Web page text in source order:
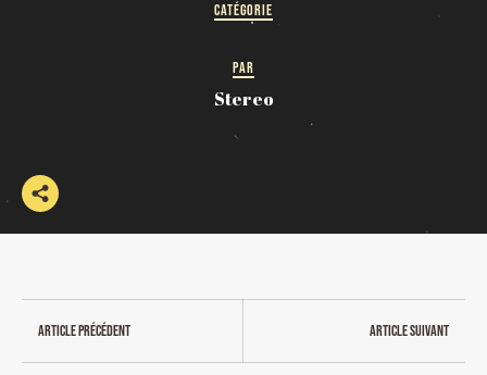
CATÉGORIE
PAR
Stereo
Article précédent Article suivant